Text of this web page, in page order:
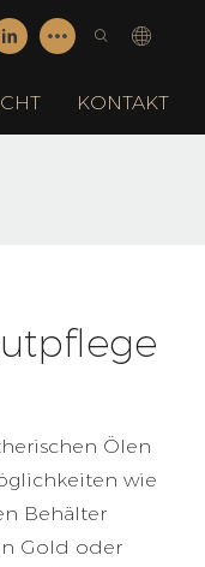
KONTAKT
Ölen
wie
Behälter
Gold oder